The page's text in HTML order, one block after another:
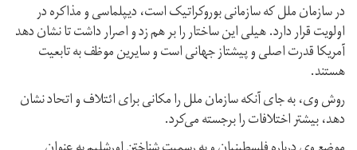
در سازمان ملل که سازمانی بوروکراتیک است، دیپلماسی و مذاکره در
اولویت قرار دارد. هیلی این ساختار را بر هم زد و اصرار داشت تا نشان دهد
آمریکا قدرت اصلی و پیشتاز جهانی است و سایرین موظف به تابعیت
هستند.
روش وی، به جای آنکه سازمان ملل را مکانی برای ائتلاف و اتحاد نشان
دهد، بیشتر اختلافات را برجسته می‌کرد.